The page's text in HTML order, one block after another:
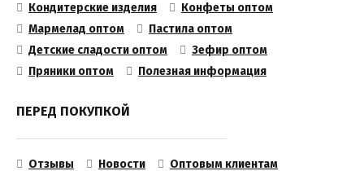
Кондитерские изделия
Конфеты оптом
Мармелад оптом
Пастила оптом
Детские сладости оптом
Зефир оптом
Пряники оптом
Полезная информация
ПЕРЕД ПОКУПКОЙ
Отзывы Новости
Оптовым клиентам